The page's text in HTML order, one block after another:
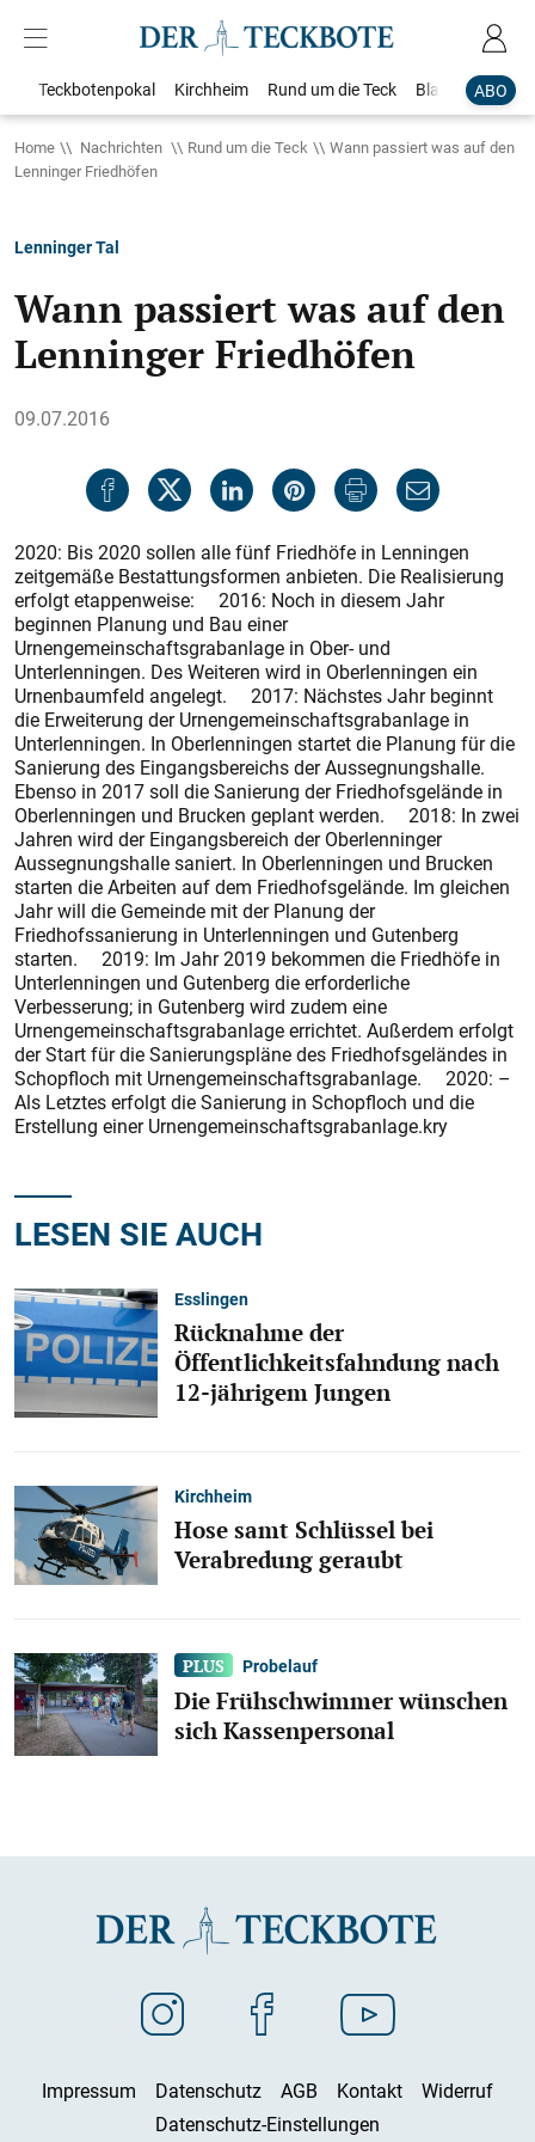
ABO
Teckbotenpokal Kirchheim Rund um die Teck Blaulicht
Home Nachrichten Rund um die Teck
Wann passiert was auf den
Lenninger Friedhöfen
Lenninger Tal
Wann passiert was auf den
Lenninger Friedhöfen
09.07.2016
2020: Bis 2020 sollen alle fünf Friedhöfe in Lenningen
zeitgemäße Bestattungsformen anbieten. Die Realisierung
erfolgt etappenweise: 2016: Noch in diesem Jahr
beginnen Planung und Bau einer
Urnengemeinschaftsgrabanlage in Ober- und
Unterlenningen. Des Weiteren wird in Oberlenningen ein
Urnenbaumfeld angelegt. 2017: Nächstes Jahr beginnt
die Erweiterung der Urnengemeinschaftsgrabanlage in
Unterlenningen. In Oberlenningen startet die Planung für die
Sanierung des Eingangsbereichs der Aussegnungshalle.
Ebenso in 2017 soll die Sanierung der Friedhofsgelände in
Oberlenningen und Brucken geplant werden. 2018: In zwei
Jahren wird der Eingangsbereich der Oberlenninger
Aussegnungshalle saniert. In Oberlenningen und Brucken
starten die Arbeiten auf dem Friedhofsgelände. Im gleichen
Jahr will die Gemeinde mit der Planung der
Friedhofssanierung in Unterlenningen und Gutenberg
starten. 2019: Im Jahr 2019 bekommen die Friedhöfe in
Unterlenningen und Gutenberg die erforderliche
Verbesserung; in Gutenberg wird zudem eine
Urnengemeinschaftsgrabanlage errichtet. Außerdem erfolgt
der Start für die Sanierungspläne des Friedhofsgeländes in
Schopfloch mit Urnengemeinschaftsgrabanlage. 2020: –
Als Letztes erfolgt die Sanierung in Schopfloch und die
Erstellung einer Urnengemeinschaftsgrabanlage.kry
LESEN SIE AUCH
Esslingen
Rücknahme der
Öffentlichkeitsfahndung nach
12-jährigem Jungen
Kirchheim
Hose samt Schlüssel bei
Verabredung geraubt
Probelauf
Die Frühschwimmer wünschen
sich Kassenpersonal
Impressum Datenschutz AGB Kontakt
Widerruf
Datenschutz-Einstellungen